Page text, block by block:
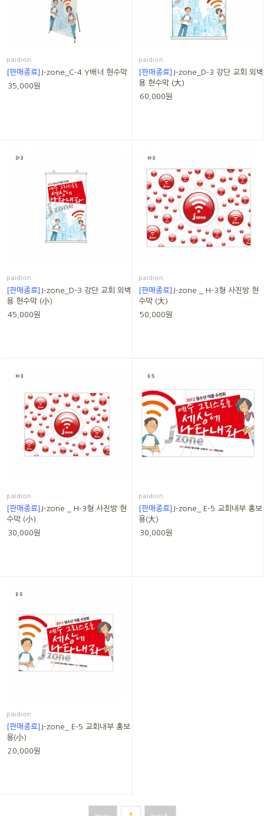
paidion
[판매종료] J-zone_C-4 Y배너 현수막
35,000원
paidion
[판매종료] J-zone_D-3 강단 교회 외벽
용 현수막 (大)
60,000원
paidion
[판매종료] J-zone_D-3 강단 교회 외벽
용 현수막 (小)
45,000원
paidion
[판매종료] J-zone _ H-3형 사진방 현
수막 (大)
50,000원
paidion
[판매종료] J-zone _ H-3형 사진방 현
수막 (小)
30,000원
paidion
[판매종료] J-zone_ E-5 교회내부 홍보
용(大)
30,000원
paidion
[판매종료] J-zone_ E-5 교회내부 홍보
용(小)
20,000원